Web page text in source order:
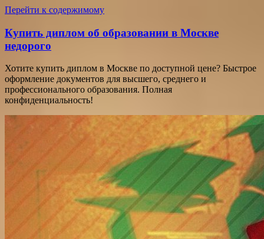
Перейти к содержимому
Купить диплом об образовании в Москве
недорого
Хотите купить диплом в Москве по доступной цене? Быстрое
оформление документов для высшего, среднего и
профессионального образования. Полная
конфиденциальность!